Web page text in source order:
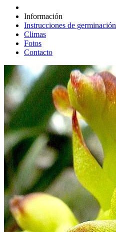
Información
Instrucciones de germinación
Climas
Fotos
Contacto